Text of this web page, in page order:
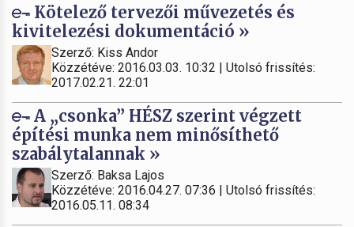
Kötelező tervezői művezetés és
kivitelezési dokumentáció »
Szerző: Kiss Andor
Közzétéve: 2016.03.03. 10:32 | Utolsó frissítés:
2017.02.21. 22:01
A „csonka” HÉSZ szerint végzett
építési munka nem minősíthető
szabálytalannak »
Szerző: Baksa Lajos
Közzétéve: 2016.04.27. 07:36 | Utolsó frissítés:
2016.05.11. 08:34